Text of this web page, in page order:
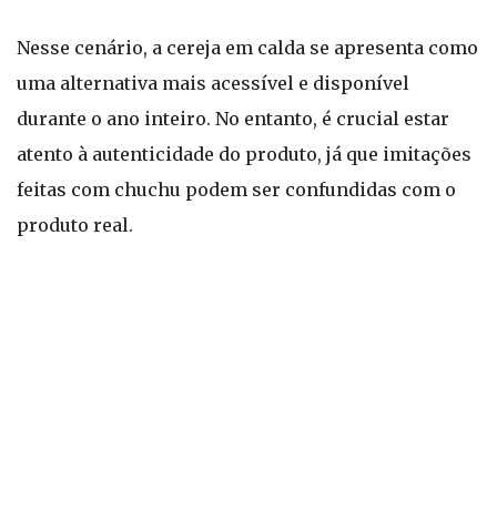
Nesse cenário, a cereja em calda se apresenta como
uma alternativa mais acessível e disponível
durante o ano inteiro. No entanto, é crucial estar
atento à autenticidade do produto, já que imitações
feitas com chuchu podem ser confundidas com o
produto real.